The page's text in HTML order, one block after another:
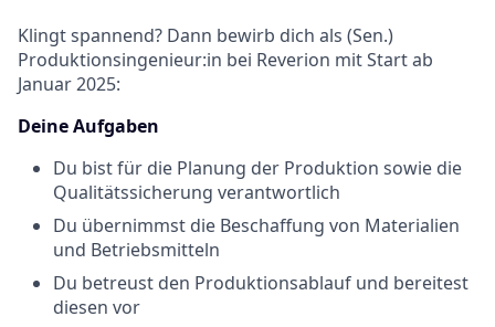
Klingt spannend? Dann bewirb dich als (Sen.)
Produktionsingenieur:in bei Reverion mit Start ab
Januar 2025:
Deine Aufgaben
Du bist für die Planung der Produktion sowie die
Qualitätssicherung verantwortlich
Du übernimmst die Beschaffung von Materialien
und Betriebsmitteln
Du betreust den Produktionsablauf und bereitest
diesen vor